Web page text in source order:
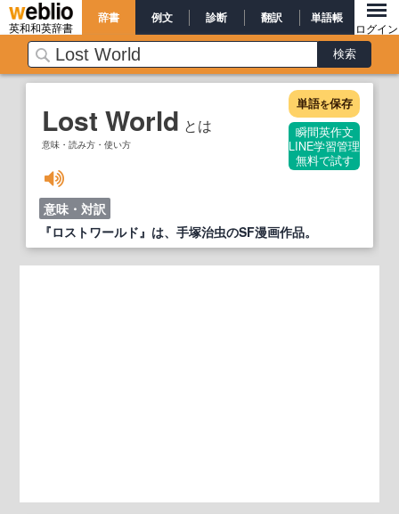
英和和英辞書
辞書 例文 診断 翻訳 単語帳
ログイン
Lost World とは
意味・読み方・使い方
単語を保存
瞬間英作文
LINE学習管理
無料で試す
意味・対訳
『ロストワールド』は、手塚治虫のSF漫画作品。